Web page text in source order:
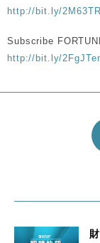
11:12
國際｜特
15:59
司
http://bit.ly/
Subscribe
http://bit.ly/